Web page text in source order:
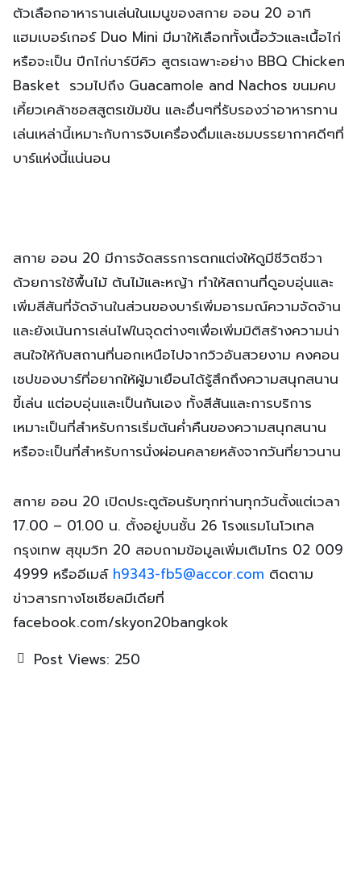
ตัวเลือกอาหารานเล่นในเมนูของสกาย ออน 20 อาทิ
แฮมเบอร์เกอร์ Duo Mini มีมาให้เลือกทั้งเนื้อวัวและเนื้อไก่
หรือจะเป็น ปีกไก่บาร์บีคิว สูตรเฉพาะอย่าง BBQ Chicken
Basket รวมไปถึง Guacamole and Nachos ขนมคบ
เคี้ยวเคล้าซอสสูตรเข้มข้น และอื่นๆที่รับรองว่าอาหารทาน
เล่นเหล่านี้เหมาะกับการจิบเครื่องดื่มและชมบรรยากาศดีๆที่
บาร์แห่งนี้แน่นอน
สกาย ออน 20 มีการจัดสรรการตกแต่งให้ดูมีชีวิตชีวา
ด้วยการใช้พื้นไม้ ต้นไม้และหญ้า ทำให้สถานที่ดูอบอุ่นและ
เพิ่มสีสันที่จัดจ้านในส่วนของบาร์เพิ่มอารมณ์ความจัดจ้าน
และยังเน้นการเล่นไฟในจุดต่างๆเพื่อเพิ่มมิติสร้างความน่า
สนใจให้กับสถานที่นอกเหนือไปจากวิวอันสวยงาม คงคอน
เซปของบาร์ที่อยากให้ผู้มาเยือนได้รู้สึกถึงความสนุกสนาน
ขี้เล่น แต่อบอุ่นและเป็นกันเอง ทั้งสีสันและการบริการ
เหมาะเป็นที่สำหรับการเริ่มต้นค่ำคืนของความสนุกสนาน
หรือจะเป็นที่สำหรับการนั่งผ่อนคลายหลังจากวันที่ยาวนาน
สกาย ออน 20 เปิดประตูต้อนรับทุกท่านทุกวันตั้งแต่เวลา
17.00 – 01.00 น. ตั้งอยู่บนชั้น 26 โรงแรมโนโวเทล
กรุงเทพ สุขุมวิท 20 สอบถามข้อมูลเพิ่มเติมโทร 02 009
4999 หรืออีเมล์ h9343-fb5@accor.com ติดตาม
ข่าวสารทางโซเชียลมีเดียที่
facebook.com/skyon20bangkok
Post Views: 250